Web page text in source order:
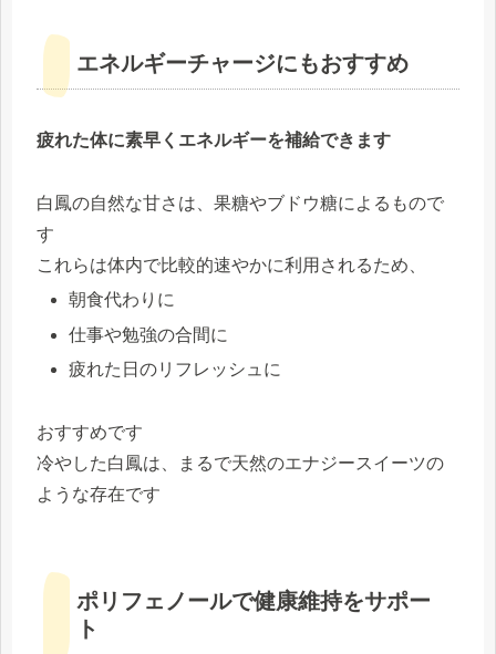
エネルギーチャージにもおすすめ
疲れた体に素早くエネルギーを補給できます
白鳳の自然な甘さは、果糖やブドウ糖によるもので
す
これらは体内で比較的速やかに利用されるため、
朝食代わりに
仕事や勉強の合間に
疲れた日のリフレッシュに
おすすめです
冷やした白鳳は、まるで天然のエナジースイーツの
ような存在です
ポリフェノールで健康維持をサポー
ト